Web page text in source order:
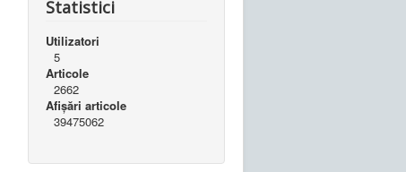
Statistici
Utilizatori
5
Articole
2662
Afișări articole
39475062